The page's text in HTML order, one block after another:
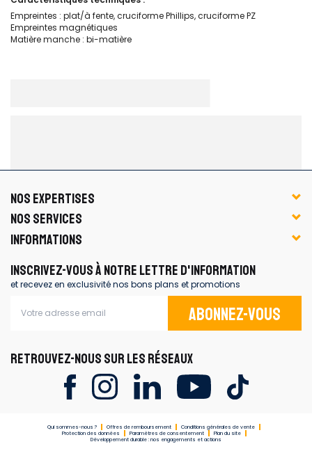
Empreintes : plat/à fente, cruciforme Phillips, cruciforme PZ
Empreintes magnétiques
Matière manche : bi-matière
NOS EXPERTISES
NOS SERVICES
INFORMATIONS
INSCRIVEZ-VOUS À NOTRE LETTRE D'INFORMATION
et recevez en exclusivité nos bons plans et promotions
Abonnez-vous
RETROUVEZ-NOUS SUR LES RÉSEAUX
Qui sommes-nous ? Offres de remboursement
Conditions générales de vente
Protection des données
Paramètres de consentement
Plan du site
Développement durable : nos engagements et actions